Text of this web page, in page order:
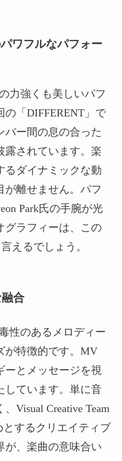
ワフルなパフォー
力強くも美しいパフ
の「DIFFERENT」で
バー間の息の合った
露されています。楽
るダイナミックな動
が離せません。パフ
Park氏の手腕が光
グラフィーは、この
えるでしょう。
合
性のあるメロディー
が特徴的です。MV
ーとメッセージを視
しています。単に音
Visual Creative Team
とするクリエイティブ
が、楽曲の意味合い